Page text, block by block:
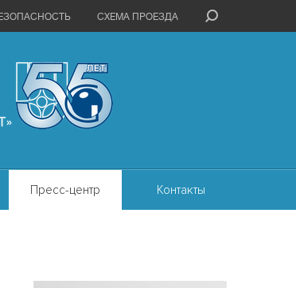
СХЕМА ПРОЕЗДА
Пресс-центр Контакты